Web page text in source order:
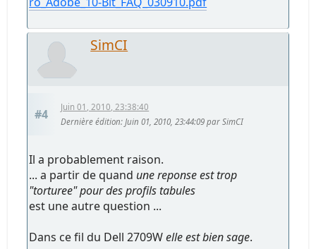
SimCI
#4
Juin 01, 2010, 23:38:40
Dernière édition: Juin 01, 2010, 23:44:09 par SimCI
Il a probablement raison.
... a partir de quand une reponse est trop
"torturee" pour des profils tabules
est une autre question ...
Dans ce fil du Dell 2709Welle est bien sage.